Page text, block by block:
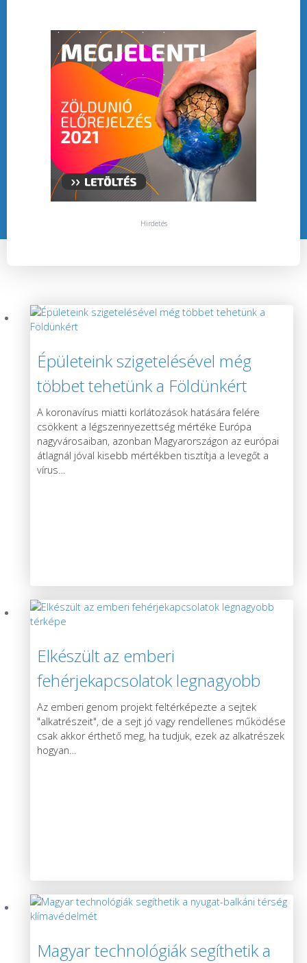
Hirdetés
Épületeink szigetelésével még
többet tehetünk a Földünkért
A koronavírus miatti korlátozások hatására felére
csökkent a légszennyezettség mértéke Európa
nagyvárosaiban, azonban Magyarországon az európai
átlagnál jóval kisebb mértékben tisztítja a levegőt a
vírus…
Elkészült az emberi
fehérjekapcsolatok legnagyobb
térképe
Az emberi genom projekt feltérképezte a sejtek
"alkatrészeit", de a sejt jó vagy rendellenes működése
csak akkor érthető meg, ha tudjuk, ezek az alkatrészek
hogyan…
Magyar technológiák segíthetik a